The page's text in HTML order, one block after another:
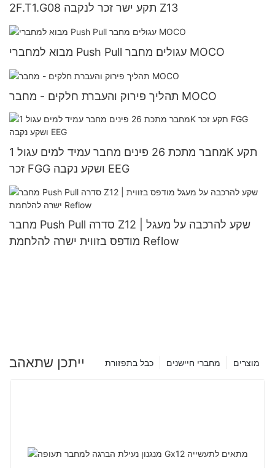
2F.T1.G08 תקע ישר זכר לנקבה Z13
מבוא למחברי Push Pull עגולים מחבר MOCO
תהליך פירוק והעברת חלקים - מחבר MOCO
מחבר מתכת 26 פינים מחבר עמיד למים עגול 1K תקע
זכר FGG ושקע נקבה EEG
מחבר Push Pull סדרה Z12 | שקע להרכבה על מעגל
מודפס בזווית ישרה להלחמת Reflow
ייתכן שתאהב מוצרים מחברי חיישנים כבל בתפזורת